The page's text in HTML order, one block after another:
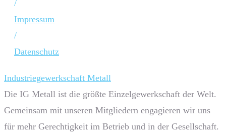
/
Impressum
/
Datenschutz
Industriegewerkschaft Metall
Die IG Metall ist die größte Einzelgewerkschaft der Welt.
Gemeinsam mit unseren Mitgliedern engagieren wir uns
für mehr Gerechtigkeit im Betrieb und in der Gesellschaft.